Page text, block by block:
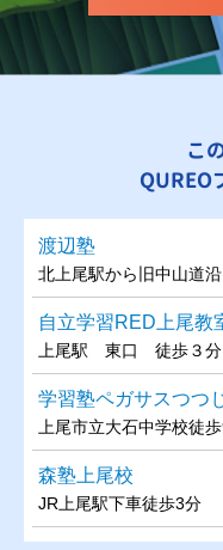
こ
QUREO
渡辺塾
北上尾駅から旧中山道
自立学習RED上尾教
上尾駅 東口 徒歩３分
学習塾ペガサスつつ
上尾市立大石中学校徒
森塾上尾校
JR上尾駅下車徒歩3分